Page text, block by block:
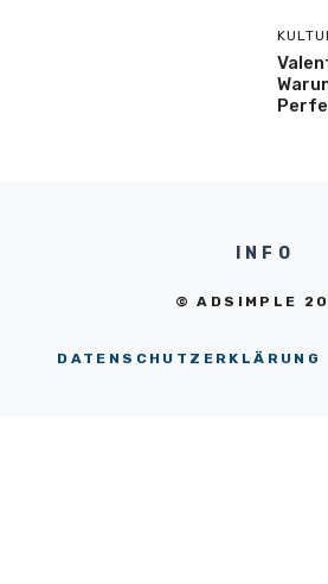
INFO
© ADSIMPLE
DATENSCHUTZERKLÄRUNG